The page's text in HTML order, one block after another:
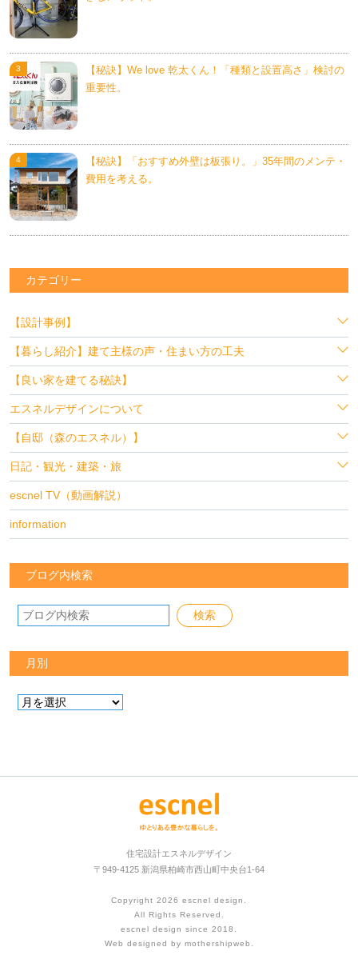
【秘訣】We love 乾太くん！「種類と設置高さ」検討の
重要性。
【秘訣】「おすすめ外壁は板張り。」35年間のメンテ・
費用を考える。
カテゴリー
【設計事例】
【暮らし紹介】建て主様の声・住まい方の工夫
【良い家を建てる秘訣】
エスネルデザインについて
【自邸（森のエスネル）】
日記・観光・建築・旅
escnel TV（動画解説）
information
ブログ内検索
月別
住宅設計エスネルデザイン
〒949-4125 新潟県柏崎市西山町中央台1-64
Copyright 2026 escnel design
All Rights Reserved.
escnel design since 2018.
Web designed by mothershipweb